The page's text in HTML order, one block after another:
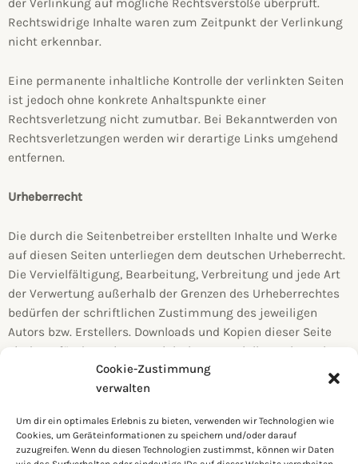
Cookie-Zustimmung
verwalten
Um dir ein optimales Erlebnis zu bieten, verwenden wir Technologien wie
Cookies, um Geräteinformationen zu speichern und/oder darauf
zuzugreifen. Wenn du diesen Technologien zustimmst, können wir Daten
der Verlinkung auf mögliche Rechtsverstöße überprüft.
Rechtswidrige Inhalte waren zum Zeitpunkt der Verlinkung
nicht erkennbar.
Eine permanente inhaltliche Kontrolle der verlinkten Seiten
ist jedoch ohne konkrete Anhaltspunkte einer
Rechtsverletzung nicht zumutbar. Bei Bekanntwerden von
Rechtsverletzungen werden wir derartige Links umgehend
entfernen.
Urheberrecht
Die durch die Seitenbetreiber erstellten Inhalte und Werke
auf diesen Seiten unterliegen dem deutschen Urheberrecht.
Die Vervielfältigung, Bearbeitung, Verbreitung und jede Art
der Verwertung außerhalb der Grenzen des Urheberrechtes
bedürfen der schriftlichen Zustimmung des jeweiligen
Autors bzw. Erstellers. Downloads und Kopien dieser Seite
sind nur für den privaten, nicht kommerziellen Gebrauch
erstellt wurden, werden die Urheberrechte Dritter beachtet.
Insbesondere werden Inhalte Dritter als solche